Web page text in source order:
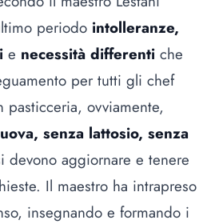
periodo intolleranze,
e necessità differenti che
per tutti gli chef
ovviamente,
senza lattosio, senza
devono aggiornare e tenere
Il maestro ha intrapreso
insegnando e formando i